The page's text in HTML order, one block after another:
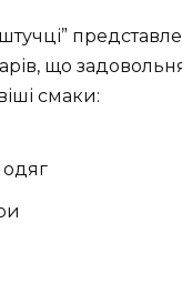
що
смаки: